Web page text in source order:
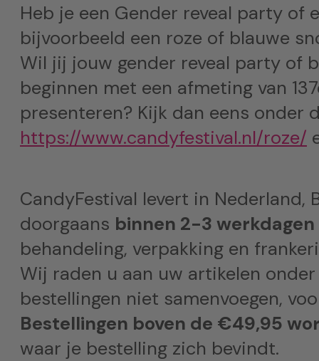
Heb je een Gender reveal party of
bijvoorbeeld een roze of blauwe
Wil jij jouw gender reveal party of
beginnen met een afmeting van
presenteren? Kijk dan eens onder
https://www.candyfestival.nl/roze/
CandyFestival levert in Nederland,
doorgaans binnen 2-3
behandeling, verpakking en
Wij raden u aan uw artikelen
bestellingen niet samenvoegen,
Bestellingen boven de €49,95
waar je bestelling zich bevindt.